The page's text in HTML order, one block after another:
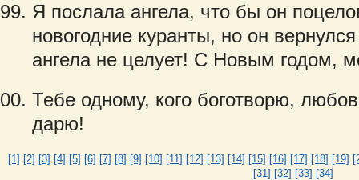
Я послала ангела, что бы он
новогодние куранты, но он
ангела не целует! С Новым годом,
Тебе одному, кого боготворю,
дарю!
[1] [2] [3] [4] [5] [6] [7] [8] [9] [10] [11] [12] [13] [14] [15] [16] [17] [18] [19]
[31] [32] [33] [34]